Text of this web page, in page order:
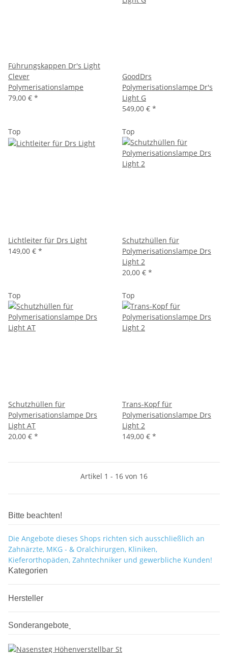
Führungskappen Dr's Light
Clever
Polymerisationslampe
79,00 € *
GoodDrs
Polymerisationslampe Dr's
Light G
549,00 € *
Top
Lichtleiter für Drs Light
149,00 € *
Top
Schutzhüllen für
Polymerisationslampe Drs
Light 2
20,00 € *
Top
Schutzhüllen für
Polymerisationslampe Drs
Light AT
20,00 € *
Top
Trans-Kopf für
Polymerisationslampe Drs
Light 2
149,00 € *
Artikel 1 - 16 von 16
Bitte beachten!
Die Angebote dieses Shops richten sich ausschließlich an
Zahnärzte, MKG - & Oralchirurgen, Kliniken,
Kieferorthopäden, Zahntechniker und gewerbliche Kunden!
Kategorien
Hersteller
Sonderangebote